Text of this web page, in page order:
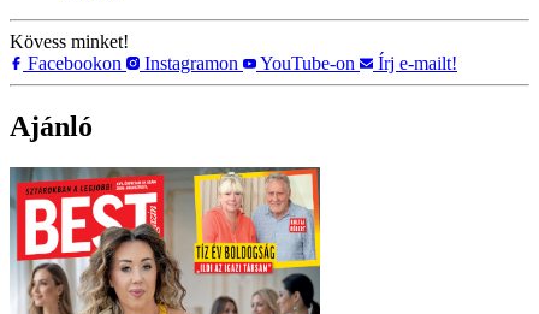
Kövess minket!
Facebookon
Instagramon YouTube-on Írj e-mailt!
Ajánló